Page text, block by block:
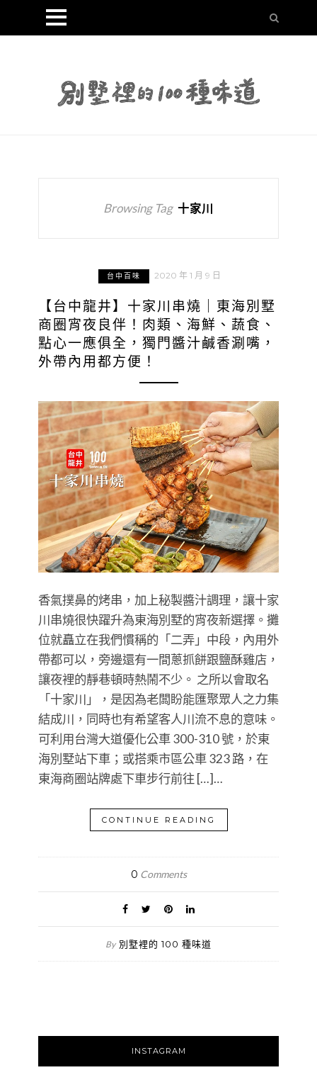
Browsing Tag 十家川
台中百味 2020 年 1 月 9 日
【台中龍井】十家川串燒｜東海別墅
商圈宵夜良伴！肉類、海鮮、蔬食、
點心一應俱全，獨門醬汁鹹香涮嘴，
外帶內用都方便！
香氣撲鼻的烤串，加上秘製醬汁調理，讓十家
川串燒很快躍升為東海別墅的宵夜新選擇。攤
位就矗立在我們慣稱的「二弄」中段，內用外
帶都可以，旁邊還有一間蔥抓餅跟鹽酥雞店，
讓夜裡的靜巷頓時熱鬧不少。 之所以會取名
「十家川」，是因為老闆盼能匯聚眾人之力集
結成川，同時也有希望客人川流不息的意味。
可利用台灣大道優化公車 300-310 號，於東
海別墅站下車；或搭乘市區公車 323 路，在
東海商圈站牌處下車步行前往 […]…
CONTINUE READING
0 Comments
By 別墅裡的 100 種味道
INSTAGRAM